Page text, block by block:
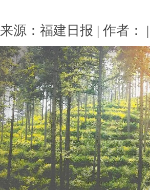
来源：福建日报 | 作者：